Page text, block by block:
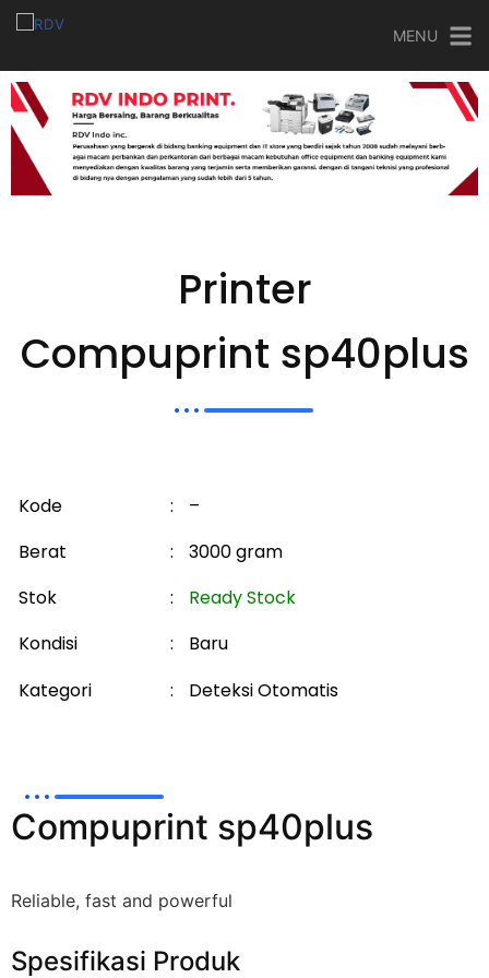
MENU
Printer
Compuprint sp40plus
Kode :
–
Berat
:
3000 gram
Stok
:
Ready Stock
Kondisi
:
Baru
Kategori
: Deteksi Otomatis
Compuprint sp40plus
Reliable, fast and powerful
Spesifikasi Produk